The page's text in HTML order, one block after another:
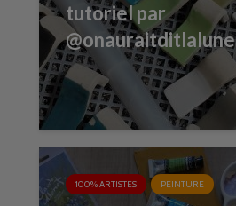
tutoriel par
@onauraitditlalune
100% ARTISTES PEINTURE